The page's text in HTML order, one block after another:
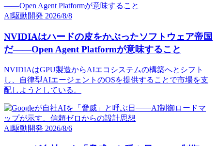
AI駆動開発 2026/8/8
NVIDIAはハードの皮をかぶったソフトウェア帝国
だ――Open Agent Platformが意味すること
NVIDIAはGPU製造からAIエコシステムの構築へとシフト
し、自律型AIエージェントのOSを提供することで市場を支
配しようとしている。
AI駆動開発 2026/8/6